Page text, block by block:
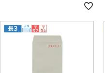
洋5タテ封筒